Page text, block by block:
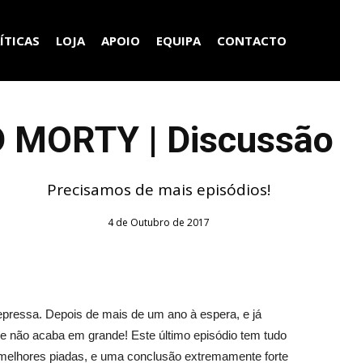
LOJA APOIO EQUIPA CONTACTO
MORTY |
Precisamos de mais episódios!
4 de Outubro de 2017
Depois de mais de um ano à espera, e já
não acaba em grande! Este último episódio tem tudo
piadas, e uma conclusão extremamente forte